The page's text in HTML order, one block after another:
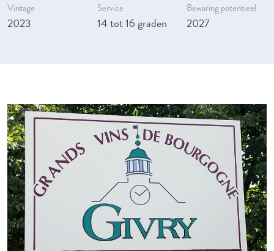
Vintage
2023
Service
14 tot 16 graden
Bewaring potentieel
2027